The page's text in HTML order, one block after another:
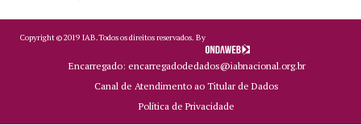
Copyright ©2019 IAB.Todos os direitos reservados. By
Encarregado: encarregadodedados@iabnacional.org.br
Canal de Atendimento ao Titular de Dados
Política de Privacidade